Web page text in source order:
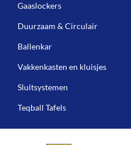
Gaaslockers
Duurzaam & Circulair
Ballenkar
Vakkenkasten en kluisjes
Sluitsystemen
Teqball Tafels